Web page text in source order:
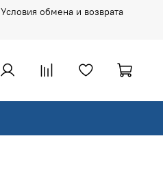
Условия обмена и возврата